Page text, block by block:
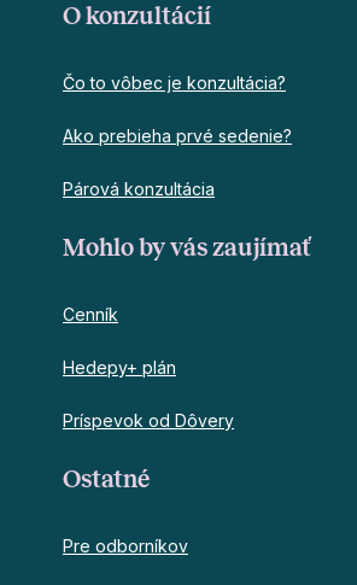
O konzultácií
Čo to vôbec je konzultácia?
Ako prebieha prvé sedenie?
Párová konzultácia
Mohlo by vás zaujímať
Cenník
Hedepy+ plán
Príspevok od Dôvery
Ostatné
Pre odborníkov